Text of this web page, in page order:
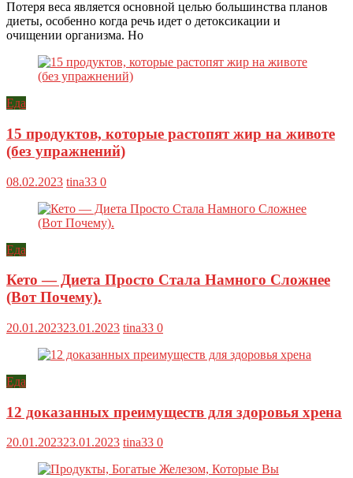
Потеря веса является основной целью большинства планов
диеты, особенно когда речь идет о детоксикации и
очищении организма. Но
Еда
15 продуктов, которые растопят жир на животе
(без упражнений)
08.02.2023 tina33 0
Еда
Кето — Диета Просто Стала Намного Сложнее
(Вот Почему).
20.01.202323.01.2023 tina33 0
Еда
12 доказанных преимуществ для здоровья хрена
20.01.202323.01.2023 tina33 0